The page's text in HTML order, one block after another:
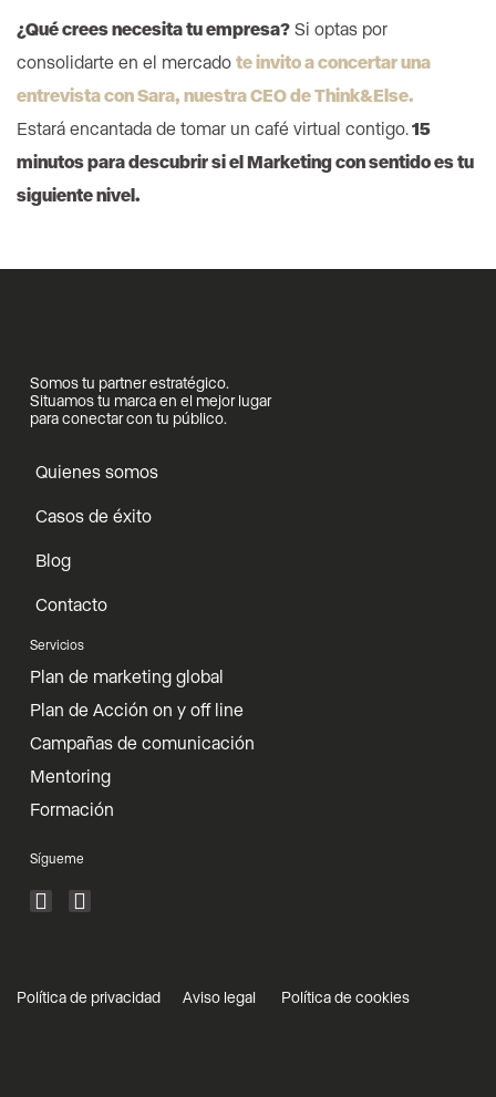
¿Qué crees necesita tu empresa? Si optas por
consolidarte en el mercado te invito a concertar una
entrevista con Sara, nuestra CEO de Think&Else.
Estará encantada de tomar un café virtual contigo. 15
minutos para descubrir si el Marketing con sentido es tu
siguiente nivel.
Somos tu partner estratégico.
Situamos tu marca en el mejor lugar
para conectar con tu público.
Quienes somos
Casos de éxito
Blog
Contacto
Servicios
Plan de marketing global
Plan de Acción on y off line
Campañas de comunicación
Mentoring
Formación
Sígueme
Política de privacidad Aviso legal Política de cookies